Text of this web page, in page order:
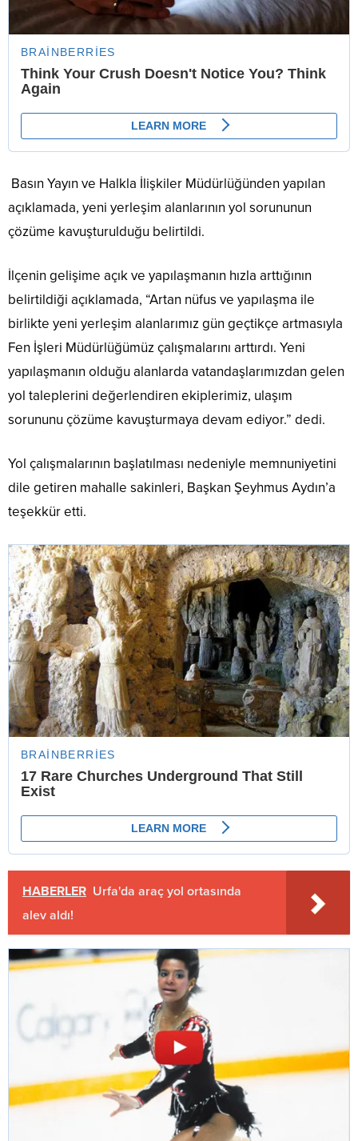
Basın Yayın ve Halkla İlişkiler Müdürlüğünden yapılan
açıklamada, yeni yerleşim alanlarının yol sorununun
çözüme kavuşturulduğu belirtildi.
İlçenin gelişime açık ve yapılaşmanın hızla arttığının
belirtildiği açıklamada, “Artan nüfus ve yapılaşma ile
birlikte yeni yerleşim alanlarımız gün geçtikçe artmasıyla
Fen İşleri Müdürlüğümüz çalışmalarını arttırdı. Yeni
yapılaşmanın olduğu alanlarda vatandaşlarımızdan gelen
yol taleplerini değerlendiren ekiplerimiz, ulaşım
sorununu çözüme kavuşturmaya devam ediyor.” dedi.
Yol çalışmalarının başlatılması nedeniyle memnuniyetini
dile getiren mahalle sakinleri, Başkan Şeyhmus Aydın’a
teşekkür etti.
HABERLER Urfa'da araç yol ortasında
alev aldı!